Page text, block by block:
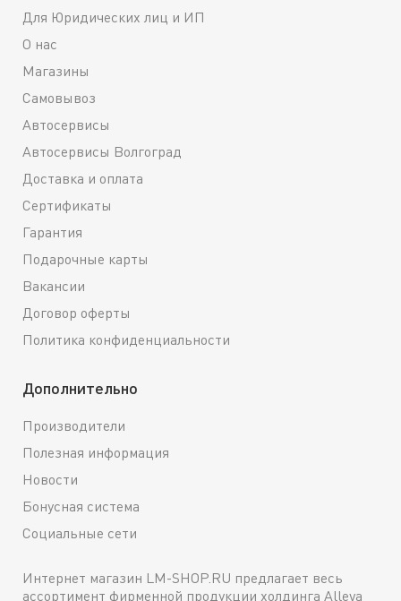
Для Юридических лиц и ИП
О нас
Магазины
Самовывоз
Автосервисы
Автосервисы Волгоград
Доставка и оплата
Сертификаты
Гарантия
Подарочные карты
Вакансии
Договор оферты
Политика конфиденциальности
Дополнительно
Производители
Полезная информация
Новости
Бонусная система
Социальные сети
Интернет магазин LM-SHOP.RU предлагает весь
ассортимент фирменной продукции холдинга Alleya